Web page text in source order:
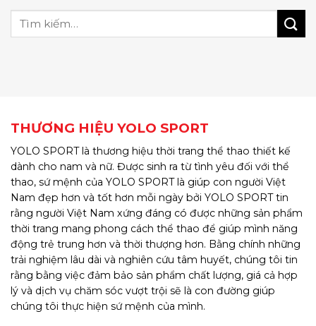
THƯƠNG HIỆU YOLO SPORT
YOLO SPORT là thương hiệu thời trang thể thao thiết kế
dành cho nam và nữ. Được sinh ra từ tình yêu đối với thể
thao, sứ mệnh của YOLO SPORT là giúp con người Việt
Nam đẹp hơn và tốt hơn mỗi ngày bởi YOLO SPORT tin
rằng người Việt Nam xứng đáng có được những sản phẩm
thời trang mang phong cách thể thao để giúp mình năng
động trẻ trung hơn và thời thượng hơn. Bằng chính những
trải nghiệm lâu dài và nghiên cứu tâm huyết, chúng tôi tin
rằng bằng việc đảm bảo sản phẩm chất lượng, giá cả hợp
lý và dịch vụ chăm sóc vượt trội sẽ là con đường giúp
chúng tôi thực hiện sứ mệnh của mình.